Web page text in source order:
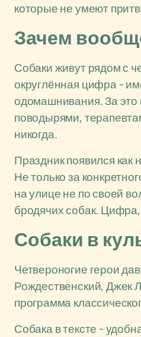
которые не умеют
Зачем
Собаки живут рядом с
округлённая цифра -
одомашнивания. За это
поводырями,
никогда.
Праздник появился как
Не только за
на улице не по своей
бродячих собак. Цифра,
Собаки в
Четвероногие герои
Рождественский, Джек
программа
Собака в тексте -